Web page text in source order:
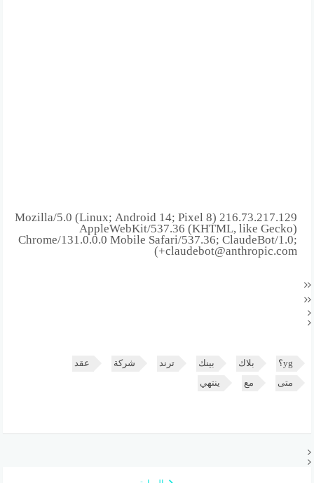
216.73.217.129 Mozilla/5.0 (Linux; Android 14; Pixel 8)
AppleWebKit/537.36 (KHTML, like Gecko)
Chrome/131.0.0.0 Mobile Safari/537.36; ClaudeBot/1.0;
+claudebot@anthropic.com)
yg؟ بلاك بينك ترند شركة عقد
متى مع ينتهي